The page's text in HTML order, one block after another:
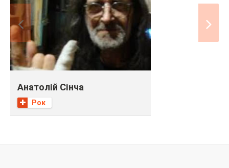
Анатолій Сінча
Рок